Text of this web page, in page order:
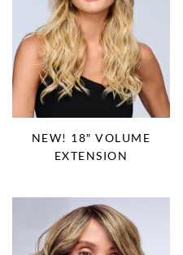
NEW! 18″ VOLUME
EXTENSION